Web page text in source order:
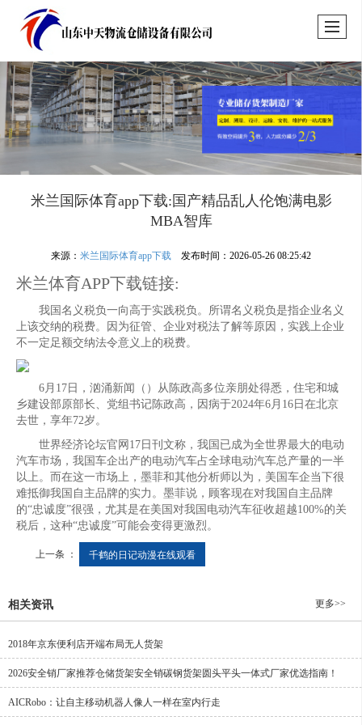
米兰国际体育app下载:国产精品乱人伦饱满电影
MBA智库
来源：米兰国际体育app下载 发布时间：2026-05-26 08:25:42
米兰体育APP下载链接:
我国名义税负一向高于实践税负。所谓名义税负是指企业名义
上该交纳的税费。因为征管、企业对税法了解等原因，实践上企业
不一定足额交纳法令意义上的税费。
6月17日，汹涌新闻（）从陈政高多位亲朋处得悉，住宅和城
乡建设部原部长、党组书记陈政高，因病于2024年6月16日在北京
去世，享年72岁。
世界经济论坛官网17日刊文称，我国已成为全世界最大的电动
汽车市场，我国车企出产的电动汽车占全球电动汽车总产量的一半
以上。而在这一市场上，墨菲和其他分析师以为，美国车企当下很
难抵御我国自主品牌的实力。墨菲说，顾客现在对我国自主品牌
的“忠诚度”很强，尤其是在美国对我国电动汽车征收超越100%的关
税后，这种“忠诚度”可能会变得更激烈。
上一条 ： 千鹤的日记动漫在线观看
相关资讯 更多>>
2018年京东便利店开端布局无人货架
2026安全销厂家推荐仓储货架安全销碳钢货架圆头平头一体式厂家优选指南！
AICRobo：让自主移动机器人像人一样在室内行走